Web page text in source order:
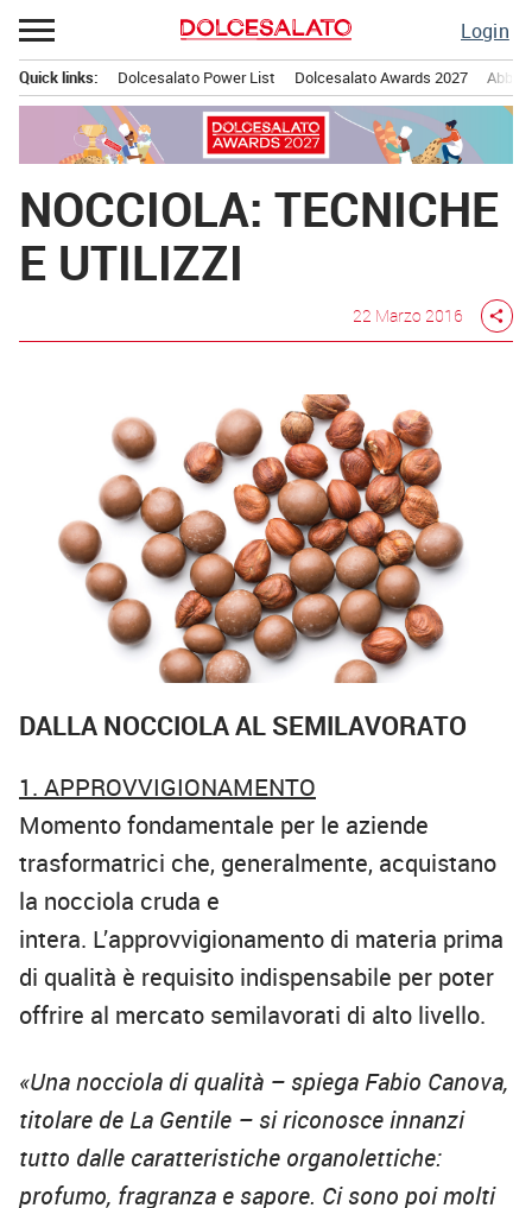
Passa
al
contenuto
Login
principale
Quick links: Dolcesalato Power List Dolcesalato Awards 2027
NOCCIOLA: TECNICHE
E UTILIZZI
22 Marzo 2016 share
DALLA NOCCIOLA AL SEMILAVORATO
1. APPROVVIGIONAMENTO
Momento fondamentale per le aziende
trasformatrici che, generalmente, acquistano
la nocciola cruda e
intera. L’approvvigionamento di materia prima
di qualità è requisito indispensabile per poter
offrire al mercato semilavorati di alto livello.
«Una nocciola di qualità – spiega Fabio Canova,
titolare de La Gentile – si riconosce innanzi
tutto dalle caratteristiche organolettiche:
profumo, fragranza e sapore. Ci sono poi molti